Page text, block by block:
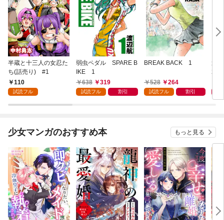
半蔵と十三人の女忍た
ち(話売り) #1
110
試読フル
弱虫ペダル SPARE B
IKE 1
638
319
試読フル 割引
BREAK BACK 1
528 264
試読フル 割引
週
少女マンガのおすすめ本 もっと見る